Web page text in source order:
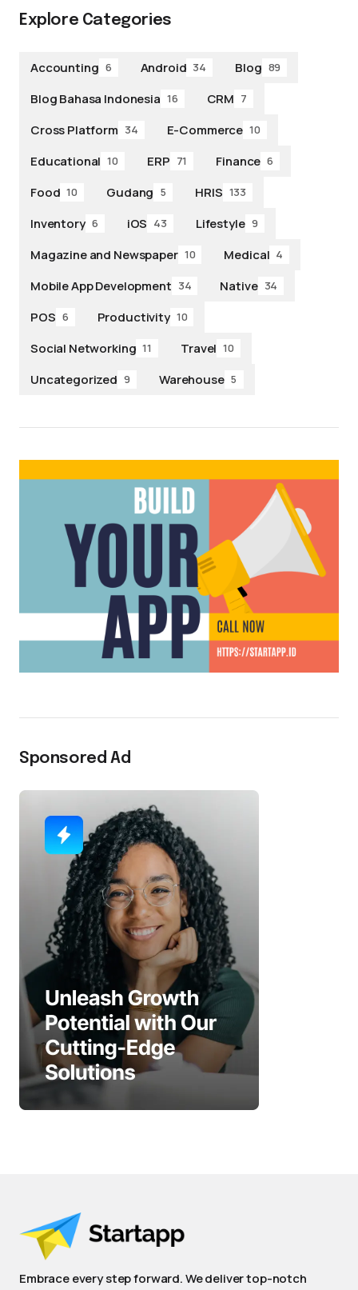
Explore Categories
Accounting 6 Android 34 Blog 89
Blog Bahasa Indonesia 16 CRM 7
Cross Platform 34 E-Commerce 10
Educational 10 ERP 71 Finance 6
Food 10 Gudang 5 HRIS 133
Inventory 6 iOS 43 Lifestyle 9
Magazine and Newspaper 10 Medical 4
Mobile App Development 34 Native 34
POS 6 Productivity 10
Social Networking 11 Travel 10
Uncategorized 9 Warehouse 5
Sponsored Ad
Embrace every step forward. We deliver top-notch